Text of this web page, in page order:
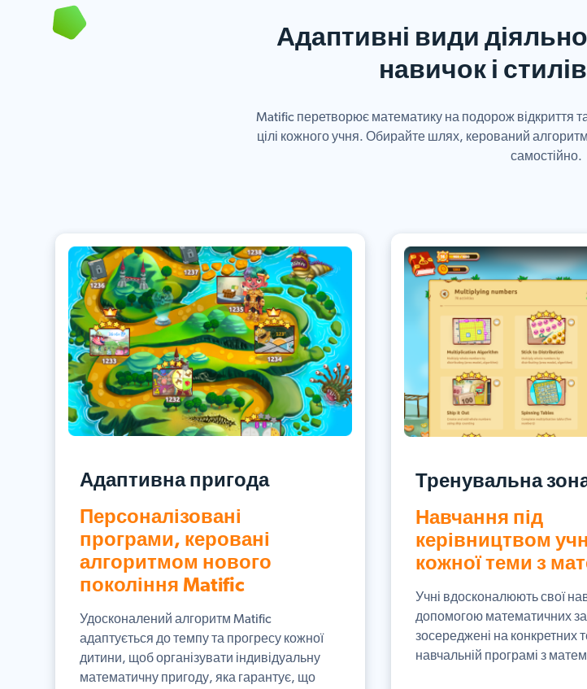
Адаптивні види
навичок і
Matific перетворює математику на подорож відкриття
цілі кожного учня. Обирайте шлях, керований
самостійно.
Адаптивна пригода
Персоналізовані
програми, керовані
алгоритмом нового
покоління Matific
Удосконалений алгоритм Matific
адаптується до темпу та прогресу кожної
дитини, щоб організувати індивідуальну
математичну пригоду, яка гарантує, що
Тренувальна
Навчання під
керівництвом
кожної теми з
Учні вдосконалюють свої
допомогою математичних
зосереджені на конкретних
навчальній програмі з